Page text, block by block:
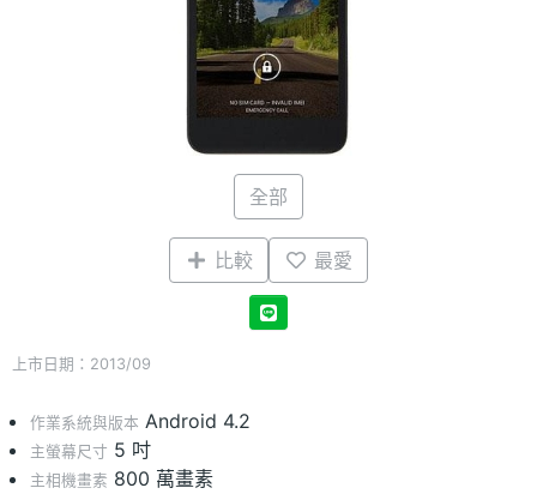
全部
比較 最愛
上市日期：2013/09
作業系統與版本 Android 4.2
主螢幕尺寸 5 吋
主相機畫素 800 萬畫素